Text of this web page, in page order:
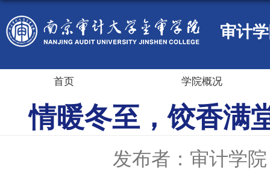
审计
首页 学院概况
情暖冬至，饺香
发布者：审计学院